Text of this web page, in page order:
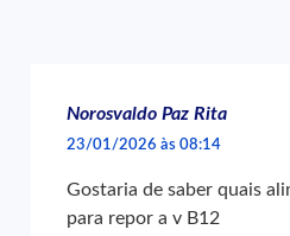
Norosvaldo Paz Rita
23/01/2026 às 08:14
Gostaria de saber quais
para repor a v B12